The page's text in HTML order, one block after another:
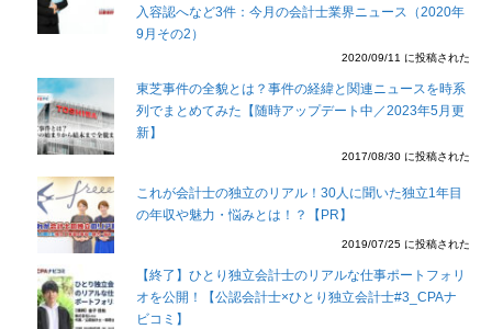
入容認へなど3件：今月の会計士業界ニュース（2020年
9月その2）
2020/09/11 に投稿された
東芝事件の全貌とは？事件の経緯と関連ニュースを時系
列でまとめてみた【随時アップデート中／2023年5月更
新】
2017/08/30 に投稿された
これが会計士の独立のリアル！30人に聞いた独立1年目
の年収や魅力・悩みとは！？【PR】
2019/07/25 に投稿された
【終了】ひとり独立会計士のリアルな仕事ポートフォリ
オを公開！【公認会計士×ひとり独立会計士#3_CPAナ
ビコミ】